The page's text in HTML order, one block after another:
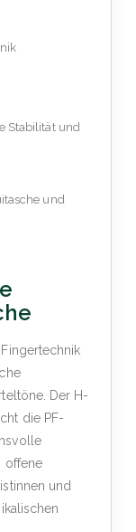
Stabilität und
und
Der H-
die PF-
offene
und